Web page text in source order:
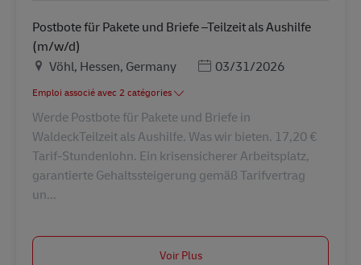
Postbote für Pakete und Briefe –Teilzeit als Aushilfe
(m/w/d)
LieuVöhl, Hessen, Germany Posted Date
03/31/2026
Emploi associé avec 2 catégories
Werde Postbote für Pakete und Briefe in
WaldeckTeilzeit als Aushilfe. Was wir bieten. 17,20 €
Tarif-Stundenlohn. Ein krisensicherer Arbeitsplatz,
garantierte Gehaltssteigerung gemäß Tarifvertrag
un...
Voir Plus